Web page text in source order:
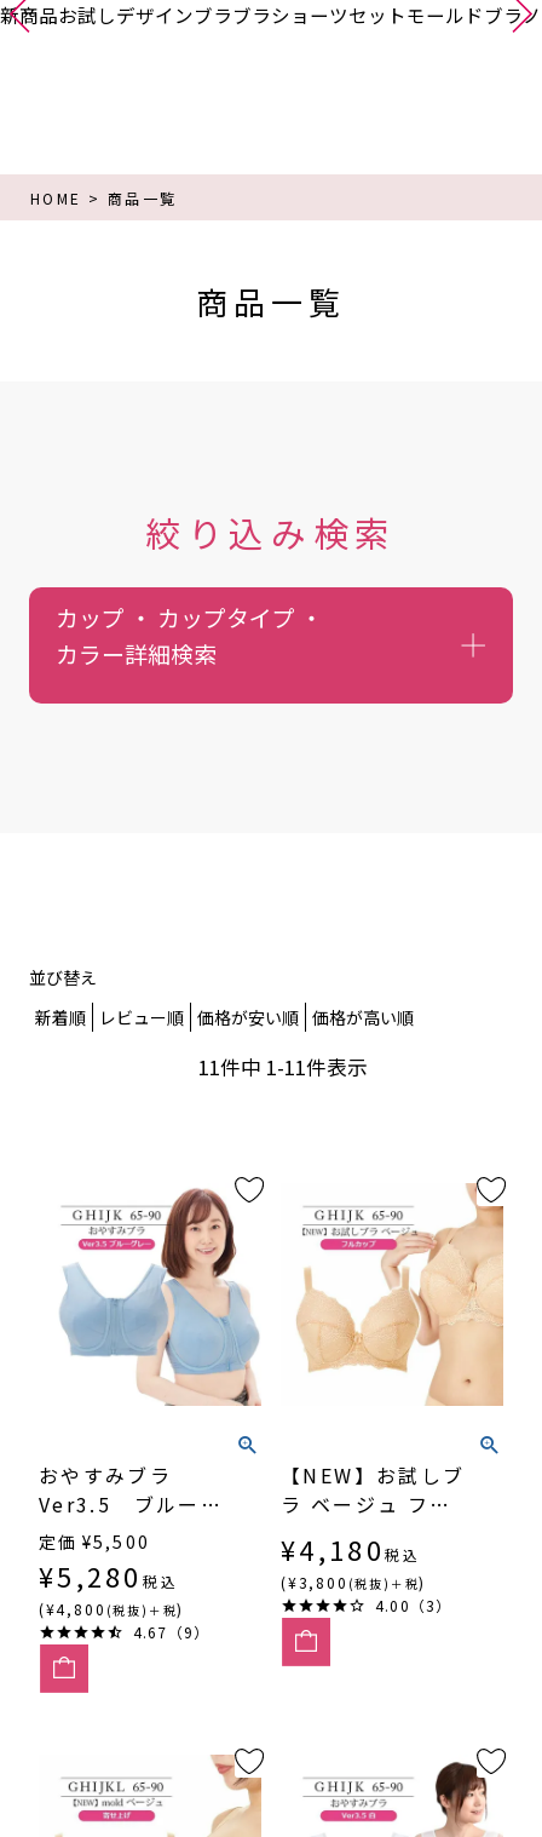
新商品お試しデザインブラブラショーツセットモールドブラ
HOME 商品一覧
商品一覧
絞り込み検索
カップ ・ カップタイプ ・
カラー詳細検索
並び替え
新着順
レビュー順 価格が安い順 価格が高い順
11件中 1-11件表示
おやすみブラ
Ver3.5 ブルーグ
レー（SP-338）
定価 ¥5,500
¥5,280 税込
(¥4,800 (税抜)＋税)
4.67（9）
【NEW】お試しブ
ラ ベージュ フル
¥4,180 税込
(¥3,800 (税抜)＋税)
4.00（3）